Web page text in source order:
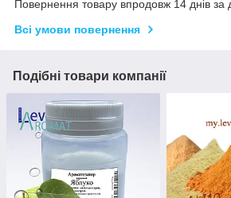
Повернення товару впродовж 14 днів за
Всі умови повернення
Подібні товари компанії